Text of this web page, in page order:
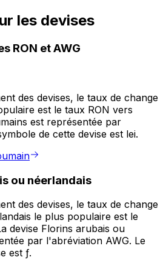
les devises
RON et AWG
des devises, le taux de change
est le taux RON vers
est représentée par
de cette devise est lei.
ou néerlandais
des devises, le taux de change
le plus populaire est le
devise Florins arubais ou
par l'abréviation AWG. Le
est ƒ.